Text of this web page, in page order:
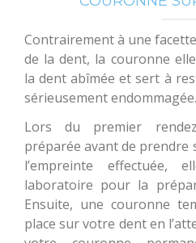
Contrairement à une
de la dent, la couronne
la dent abîmée et sert à
sérieusement endommagée.
Lors du premier
préparée avant de prendre
l’empreinte effectuée,
laboratoire pour la
Ensuite, une couronne
place sur votre dent en